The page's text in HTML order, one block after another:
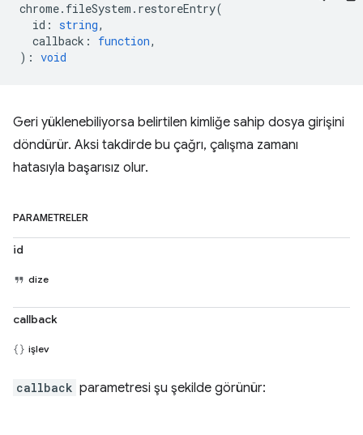
chrome. fileSystem . restoreEntry(
id : string,
callback : function,
) : void
Geri yüklenebiliyorsa belirtilen kimliğe sahip dosya girişini
döndürür. Aksi takdirde bu çağrı, çalışma zamanı
hatasıyla başarısız olur.
PARAMETRELER
id
dize
callback
işlev
callback parametresi şu şekilde görünür: